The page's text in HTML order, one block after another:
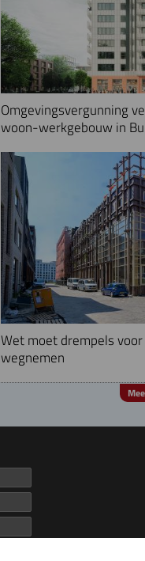
Omgevingsvergunning
woon-werkgebouw in
Wet moet drempels
wegnemen